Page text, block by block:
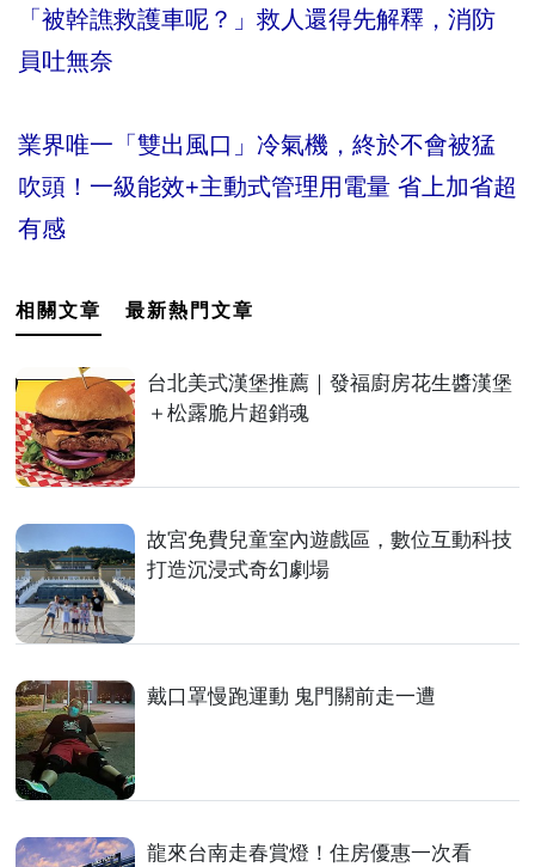
「被幹譙救護車呢？」救人還得先解釋，消防
員吐無奈
業界唯一「雙出風口」冷氣機，終於不會被猛
吹頭！一級能效+主動式管理用電量 省上加省超
有感
相關文章 最新熱門文章
台北美式漢堡推薦｜發福廚房花生醬漢堡
＋松露脆片超銷魂
故宮免費兒童室內遊戲區，數位互動科技
打造沉浸式奇幻劇場
戴口罩慢跑運動 鬼門關前走一遭
龍來台南走春賞燈！住房優惠一次看